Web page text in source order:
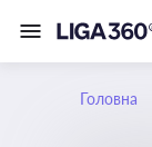
Головна